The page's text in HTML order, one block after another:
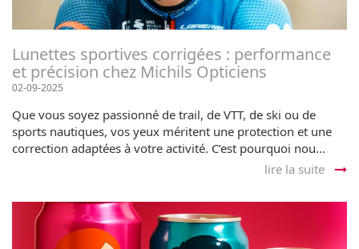
Lunettes sportives corrigées : performance
et précision chez Michils Opticiens
02-09-2025
Que vous soyez passionné de trail, de VTT, de ski ou de
sports nautiques, vos yeux méritent une protection et une
correction adaptées à votre activité. C’est pourquoi nou...
lire la suite